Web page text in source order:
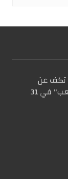
تكف عن
الصدور. عددها الأول صدر باسم "كفاح الشعب" في 31